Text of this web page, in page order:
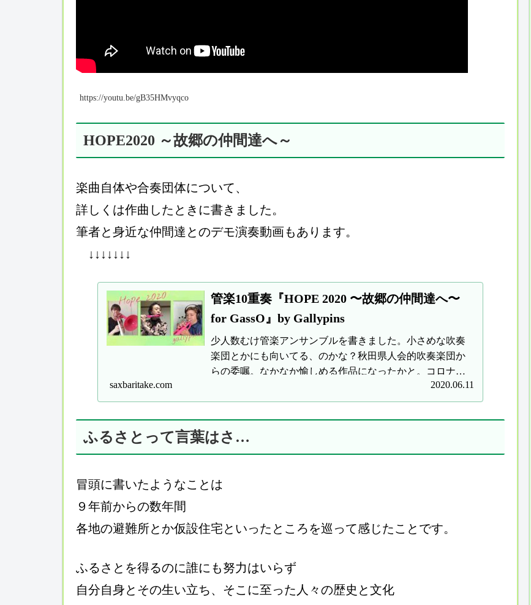
https://youtu.be/gB35HMvyqco
HOPE2020 ～故郷の仲間達へ～
楽曲自体や合奏団体について、
詳しくは作曲したときに書きました。
筆者と身近な仲間達とのデモ演奏動画もあります。
↓↓↓↓↓↓↓
管楽10重奏『HOPE 2020 〜故郷の仲間達へ〜
for GassO』by Gallypins
少人数むけ管楽アンサンブルを書きました。小さめな吹奏
楽団とかにも向いてる、のかな？秋田県人会的吹奏楽団か
らの委嘱。なかなか愉しめる作品になったかと。コロナ自
粛期間中のステイホーム録音セッション、イイ音録れまし
た♪
saxbaritake.com 2020.06.11
ふるさとって言葉はさ…
冒頭に書いたようなことは
９年前からの数年間
各地の避難所とか仮設住宅といったところを巡って感じたことです。
ふるさとを得るのに誰にも努力はいらず
自分自身とその生い立ち、そこに至った人々の歴史と文化